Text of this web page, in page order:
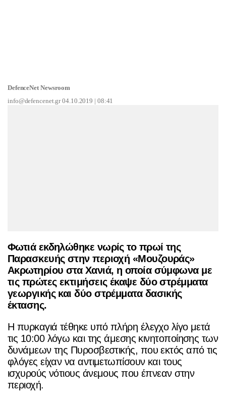
DefenceNet Newsroom
info@defencenet.gr04.10.2019 | 08:41
Φωτιά εκδηλώθηκε νωρίς το πρωί της
Παρασκευής στην περιοχή «Μουζουράς»
Ακρωτηρίου στα Χανιά, η οποία σύμφωνα με
τις πρώτες εκτιμήσεις έκαψε δύο στρέμματα
γεωργικής και δύο στρέμματα δασικής
έκτασης.
Η πυρκαγιά τέθηκε υπό πλήρη έλεγχο λίγο μετά
τις 10:00 λόγω και της άμεσης κινητοποίησης των
δυνάμεων της Πυροσβεστικής, που εκτός από τις
φλόγες είχαν να αντιμετωπίσουν και τους
ισχυρούς νότιους άνεμους που έπνεαν στην
περιοχή.